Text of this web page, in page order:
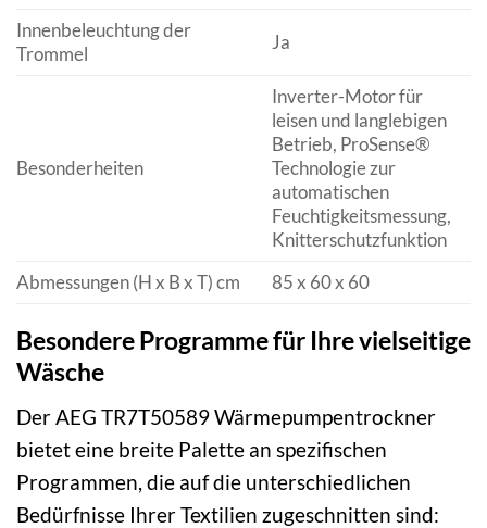
Innenbeleuchtung der
Trommel
Ja
Besonderheiten
Inverter-Motor für
leisen und langlebigen
Betrieb, ProSense®
Technologie zur
automatischen
Feuchtigkeitsmessung,
Knitterschutzfunktion
Abmessungen (H x B x T) cm
85 x 60 x 60
Besondere Programme für Ihre vielseitige
Wäsche
Der AEG TR7T50589 Wärmepumpentrockner
bietet eine breite Palette an spezifischen
Programmen, die auf die unterschiedlichen
Bedürfnisse Ihrer Textilien zugeschnitten sind: